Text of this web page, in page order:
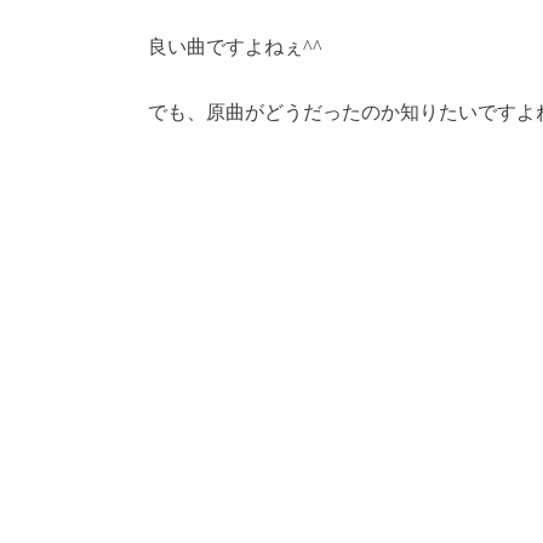
良い曲ですよねぇ^^
でも、原曲がどうだったのか知りたいですよ